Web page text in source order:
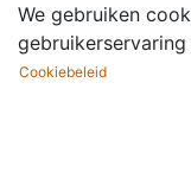
12 Bite
We gebruiken
Cookiebeleid